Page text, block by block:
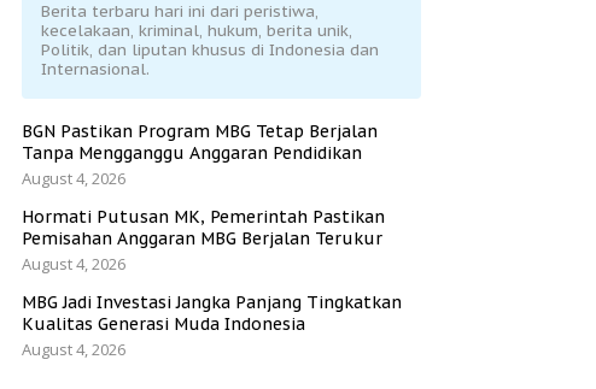
Berita terbaru hari ini dari peristiwa,
kecelakaan, kriminal, hukum, berita unik,
Politik, dan liputan khusus di Indonesia dan
Internasional.
BGN Pastikan Program MBG Tetap Berjalan
Tanpa Mengganggu Anggaran Pendidikan
August 4, 2026
Hormati Putusan MK, Pemerintah Pastikan
Pemisahan Anggaran MBG Berjalan Terukur
August 4, 2026
MBG Jadi Investasi Jangka Panjang Tingkatkan
Kualitas Generasi Muda Indonesia
August 4, 2026